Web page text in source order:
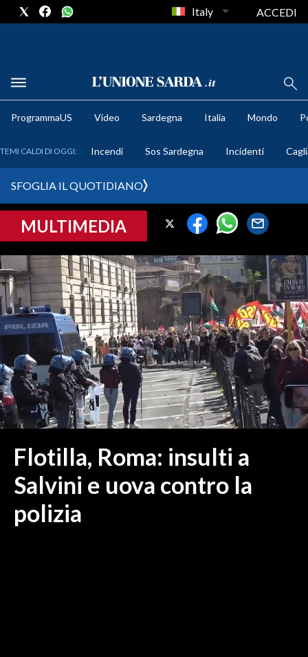
METEO
CRONACA SARDEGNA
PROVINCIA DI CAGLIARI
SULCIS IGLESIENTE
MEDIO CAMPIDANO
ORISTANO E PROVINCIA
SASSARI E PROVINCIA
GALLURA
NUORO E PROVINCIA
OGLIASTRA
ITALIA
MONDO
Italy ACCEDI
ProgrammaUS Video Sardegna Italia Mondo
TEMI CALDI DI OGGI: Incendi Sos Sardegna Incidenti
SFOGLIA IL QUOTIDIANO
MULTIMEDIA
Flotilla, Roma: insulti a
Salvini e uova contro la
polizia